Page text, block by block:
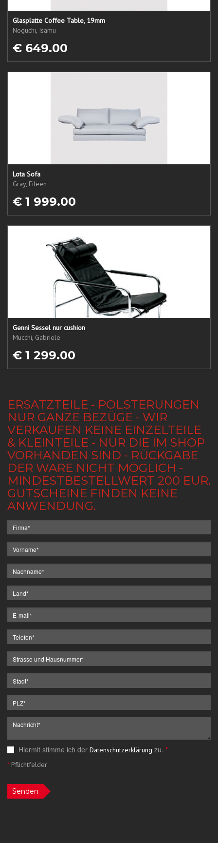
Glasplatte Coffee Table, 19mm
Noguchi, Isamu
€ 649.00
Lota Sofa
Gray, Eileen
€ 1 999.00
Genni Sessel nur cushion
Mucchi, Gabriele
€ 1 299.00
ERSATZTEILE - POLSTERUNGEN
NUR GANZE BEZÜGE - WIR
VERKAUFEN KEINE EINZELTEILE
& KLEINTEILE - NUR DIE IM SHOP
VORHANDEN SIND - RÜCKGABE
DER WARE NICHT MÖGLICH -
MINDESTBESTELLWERT 200 EUR.
GUTSCHEINE FINDEN KEINE
ANWENDUNG.
Hiermit stimme ich der Datenschutzerklärung zu. *
*Pflichtfelder
Senden